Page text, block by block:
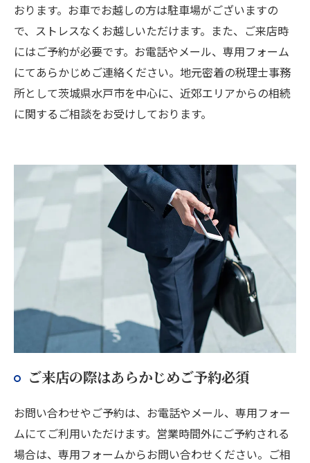
おります。お車でお越しの方は駐車場がございますの
で、ストレスなくお越しいただけます。また、ご来店時
にはご予約が必要です。お電話やメール、専用フォーム
にてあらかじめご連絡ください。地元密着の税理士事務
所として茨城県水戸市を中心に、近郊エリアからの相続
に関するご相談をお受けしております。
ご来店の際はあらかじめご予約必須
お問い合わせやご予約は、お電話やメール、専用フォー
ムにてご利用いただけます。営業時間外にご予約される
場合は、専用フォームからお問い合わせください。ご相